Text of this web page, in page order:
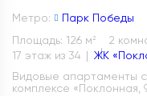
Метро:
Парк Победы
Площадь: 126 м 2 2
17 этаж из 34
ЖК
Видовые апартаменты
комплексе